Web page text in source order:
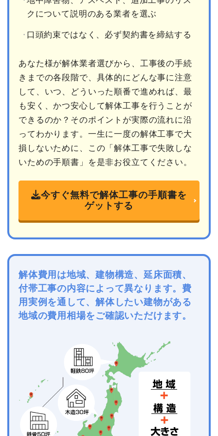
クについて説明のある業者を選ぶ
口頭約束ではなく、必ず契約書を締結する
あなた様が解体業者選びから、工事後の手続
きまでの各段階で、具体的にどんな事に注意
して、いつ、どういった順番で進めれば、最
も安く、かつ安心して解体工事を行うことが
できるのか？そのポイントが実際の流れに沿
ってわかります。一生に一度の解体工事で大
損しないために、この「解体工事で失敗しな
いための手順書」を是非お役立てください。
今すぐ無料で解体工事の手順書を
ゲットする
解体費用は地域、建物構造、延床面積、
付帯工事の内容によって異なります。費
用実例を通して、解体したい建物がある
地域の費用相場をご確認いただけます。